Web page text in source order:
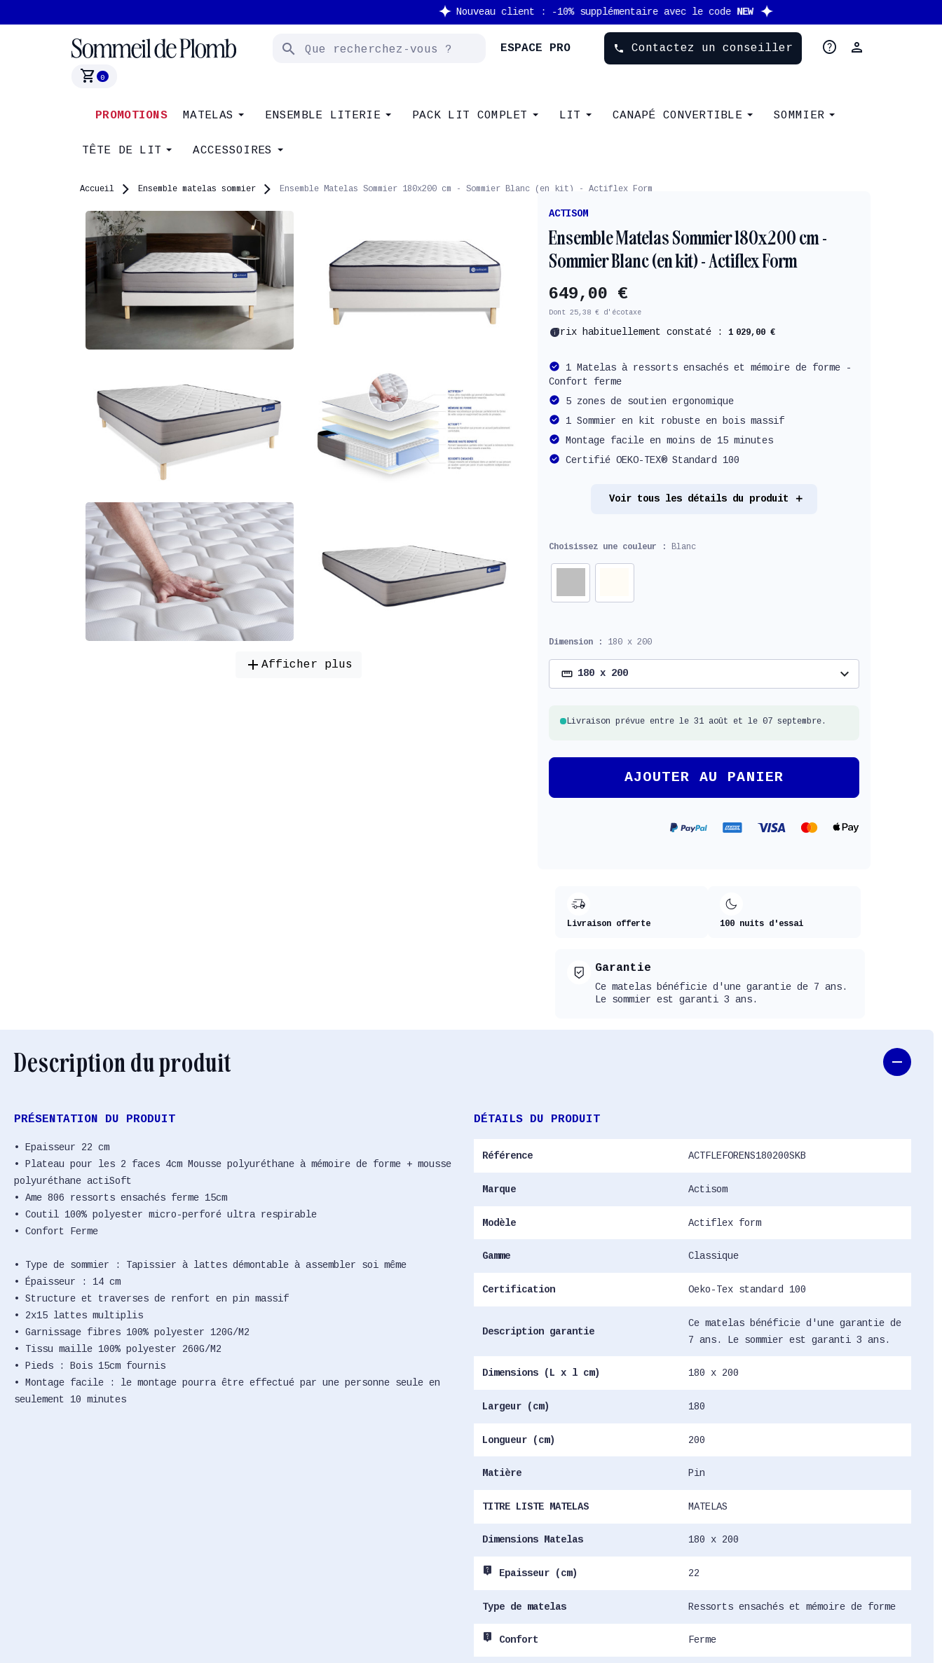
Nouveau client : -10% supplémentaire avec le codeNEW
ESPACE PRO phone Contactez un conseiller help
search
person
shopping_cart
0
PROMOTIONS MATELAS ENSEMBLE LITERIE PACK LIT COMPLET LIT CANAPÉ CONVERTIBLE SOMMIER
TÊTE DE LIT ACCESSOIRES
Accueil Ensemble matelas sommier Ensemble Matelas Sommier 180x200 cm - Sommier Blanc (en kit) - Actiflex Form
add Afficher plus
ACTISOM
Ensemble Matelas Sommier 180x200 cm -
Sommier Blanc (en kit) - Actiflex Form
649,00 €
Dont 25,38 € d'écotaxe
infoPrix habituellement constaté : 1 029,00 €
1 Matelas à ressorts ensachés et mémoire de forme -
Confort ferme
5 zones de soutien ergonomique
1 Sommier en kit robuste en bois massif
Montage facile en moins de 15 minutes
Certifié OEKO-TEX® Standard 100
Voir tous les détails du produit
Choisissez une couleur : Blanc
Dimension : 180 x 200
180 x 200 expand_more
Livraison prévue entre le 31 août et le 07 septembre.
AJOUTER AU PANIER
Livraison offerte 100 nuits d'essai
Garantie
Ce matelas bénéficie d'une garantie de 7 ans.
Le sommier est garanti 3 ans.
Description du produit
PRÉSENTATION DU PRODUIT
• Epaisseur 22 cm
• Plateau pour les 2 faces 4cm Mousse polyuréthane à mémoire de forme + mousse
polyuréthane actiSoft
• Ame 806 ressorts ensachés ferme 15cm
• Coutil 100% polyester micro-perforé ultra respirable
• Confort Ferme
• Type de sommier : Tapissier à lattes démontable à assembler soi même
• Épaisseur : 14 cm
• Structure et traverses de renfort en pin massif
• 2x15 lattes multiplis
• Garnissage fibres 100% polyester 120G/M2
• Tissu maille 100% polyester 260G/M2
• Pieds : Bois 15cm fournis
• Montage facile : le montage pourra être effectué par une personne seule en
seulement 10 minutes
DÉTAILS DU PRODUIT
Référence ACTFLEFORENS180200SKB
Marque Actisom
Modèle Actiflex form
Gamme Classique
Certification Oeko-Tex standard 100
Description garantie
Ce matelas bénéficie d'une garantie de
7 ans. Le sommier est garanti 3 ans.
Dimensions (L x l cm) 180 x 200
Largeur (cm) 180
Longueur (cm) 200
Matière Pin
TITRE LISTE MATELAS MATELAS
Dimensions Matelas 180 x 200
live_help Epaisseur (cm) 22
Type de matelas Ressorts ensachés et mémoire de forme
live_help Confort Ferme